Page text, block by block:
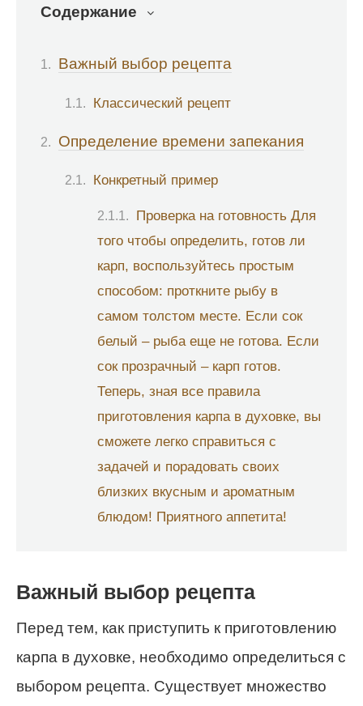
Содержание
Важный выбор рецепта
Классический рецепт
Определение времени запекания
Конкретный пример
Проверка на готовность Для
того чтобы определить, готов ли
карп, воспользуйтесь простым
способом: проткните рыбу в
самом толстом месте. Если сок
белый – рыба еще не готова. Если
сок прозрачный – карп готов.
Теперь, зная все правила
приготовления карпа в духовке, вы
сможете легко справиться с
задачей и порадовать своих
близких вкусным и ароматным
блюдом! Приятного аппетита!
Важный выбор рецепта
Перед тем, как приступить к приготовлению
карпа в духовке, необходимо определиться с
выбором рецепта. Существует множество